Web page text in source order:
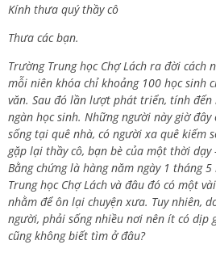
Kính thưa quý thầy cô
Thưa các bạn.
Trường Trung học Chợ Lách ra đời cách
mỗi niên khóa chỉ khoảng 100 học sinh
văn. Sau đó lần lượt phát triển, tính
ngàn học sinh. Những người này giờ
sống tại quê nhà, có người xa quê kiếm
gặp lại thầy cô, bạn bè của một thời
Bằng chứng là hàng năm ngày 1 tháng
Trung học Chợ Lách và đâu đó có một
nhằm để ôn lại chuyện xưa. Tuy nhiên,
người, phải sống nhiều nơi nên ít có dịp
cũng không biết tìm ở đâu?